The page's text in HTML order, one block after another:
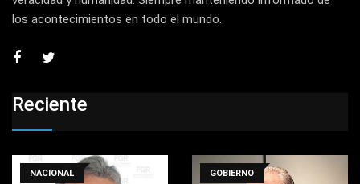
los acontecimientos en todo el mundo.
Reciente
NACIONAL GOBIERNO